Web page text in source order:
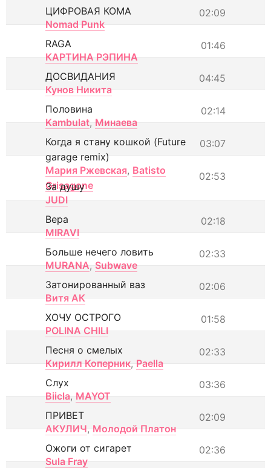
02:09
ЦИФРОВАЯ КОМА
Nomad Punk
01:46
RAGA
КАРТИНА РЭПИНА
04:45
ДОСВИДАНИЯ
Кунов Никита
02:14
Половина
Kambulat, Минаева
03:07
Когда я стану кошкой (Future
garage remix)
Мария Ржевская, Batisto
Grisagone
02:53
За душу
JUDI
02:18
Вера
MIRAVI
02:33
Больше нечего ловить
MURANA, Subwave
02:06
Затонированный ваз
Витя АК
01:58
ХОЧУ ОСТРОГО
POLINA CHILI
02:33
Песня о смелых
Кирилл Коперник, Paella
03:36
Слух
Biicla, MAYOT
02:09
ПРИВЕТ
АКУЛИЧ, Молодой Платон
02:36
Ожоги от сигарет
Sula Fray